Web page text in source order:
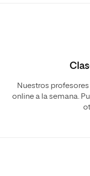
Nuestros
online a la semana.